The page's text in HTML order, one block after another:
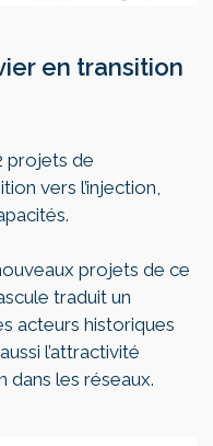
en transition
projets de
vers l’injection,
projets de ce
traduit un
acteurs historiques
l’attractivité
dans les réseaux.